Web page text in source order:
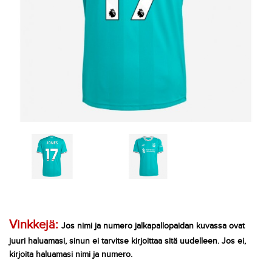
Vinkkejä: Jos nimi ja numero jalkapallopaidan kuvassa ovat
juuri haluamasi, sinun ei tarvitse kirjoittaa sitä uudelleen. Jos ei,
kirjoita haluamasi nimi ja numero.